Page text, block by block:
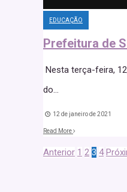
EDUCAÇÃO
Prefeitura de
Nesta terça-feira,
do...
12 de janeiro de 2021
Read More
Anterior 1 2 3 4